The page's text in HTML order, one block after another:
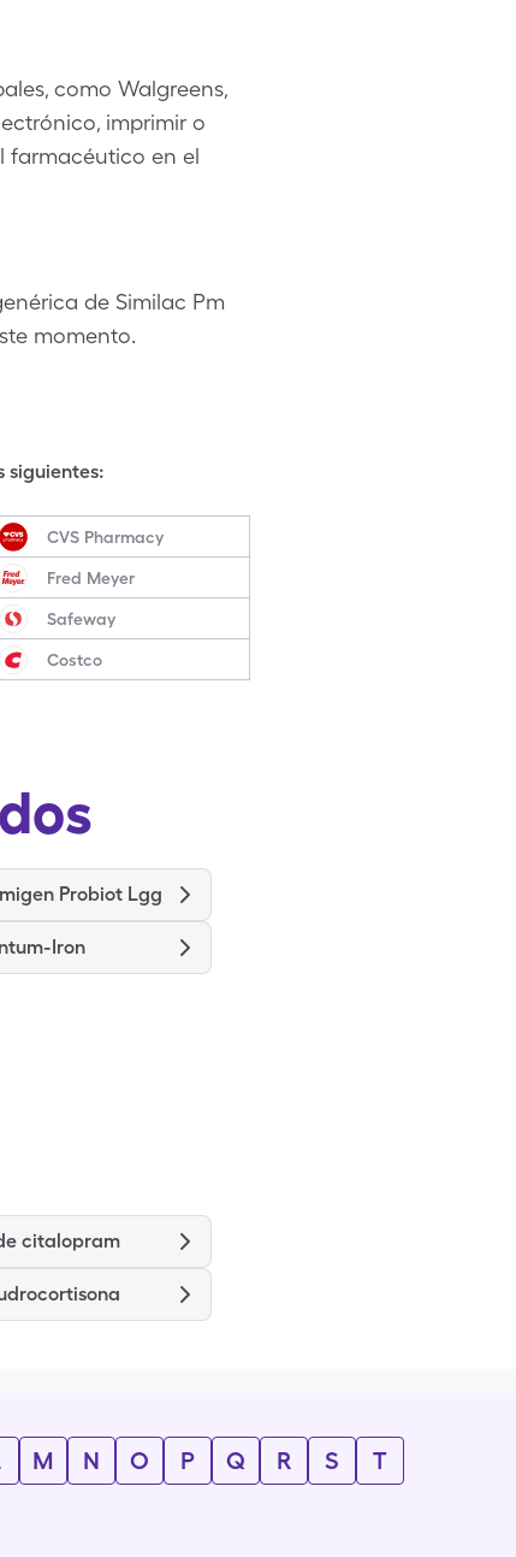
como Walgreens,
imprimir o
farmacéutico en el
de Similac Pm
momento.
siguientes:
CVS Pharmacy
Fred Meyer
Safeway
Costco
Probiot Lgg
Iron
citalopram
M N O P Q R S
T